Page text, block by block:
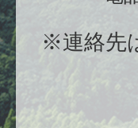
※連絡先